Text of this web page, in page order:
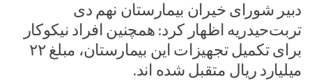
دبیر شورای خیران بیمارستان نهم دی
تربت‌حیدریه اظهار کرد: همچنین افراد نیکوکار
برای تکمیل تجهیزات این بیمارستان، مبلغ ۲۲
میلیارد ریال متقبل شده اند.